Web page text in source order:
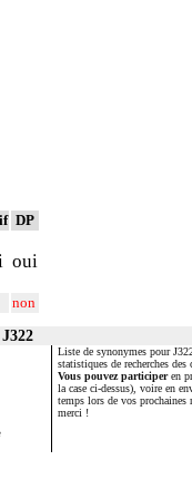
DP
oui
non
Liste de synonymes pour
statistiques de recherches
Vous pouvez participeren
la case ci-dessus), voire en
temps lors de vos prochaines
merci !